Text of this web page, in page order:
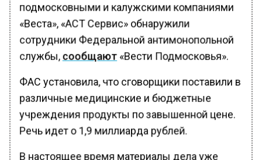
подмосковными и калужскими компаниями
«Веста», «АСТ Сервис» обнаружили
сотрудники Федеральной антимонопольной
службы, сообщают «Вести Подмосковья».
ФАС установила, что сговорщики поставили в
различные медицинские и бюджетные
учреждения продукты по завышенной цене.
Речь идет о 1,9 миллиарда рублей.
В настоящее время материалы дела уже